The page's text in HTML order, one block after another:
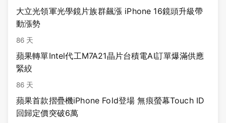
大立光領軍光學鏡片族群飆漲 iPhone 16鏡頭升級帶
動漲勢
86 天
蘋果轉單Intel代工M7A21晶片台積電AI訂單爆滿供應
緊絞
86 天
蘋果首款摺疊機iPhone Fold登場 無痕螢幕Touch ID
回歸定價突破6萬